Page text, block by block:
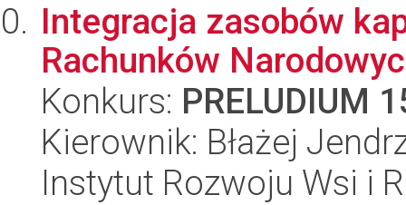
Integracja zasobów
Rachunków
Konkurs: PRELUDIUM
Kierownik: Błażej
Instytut Rozwoju Wsi i